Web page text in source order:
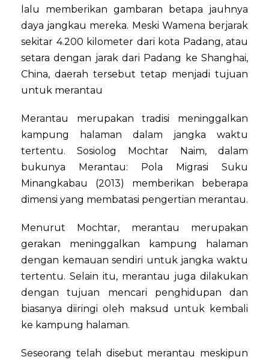
lalu memberikan gambaran betapa jauhnya
daya jangkau mereka. Meski Wamena berjarak
sekitar 4.200 kilometer dari kota Padang, atau
setara dengan jarak dari Padang ke Shanghai,
China, daerah tersebut tetap menjadi tujuan
untuk merantau
Merantau merupakan tradisi meninggalkan
kampung halaman dalam jangka waktu
tertentu. Sosiolog Mochtar Naim, dalam
bukunya Merantau: Pola Migrasi Suku
Minangkabau (2013) memberikan beberapa
dimensi yang membatasi pengertian merantau.
Menurut Mochtar, merantau merupakan
gerakan meninggalkan kampung halaman
dengan kemauan sendiri untuk jangka waktu
tertentu. Selain itu, merantau juga dilakukan
dengan tujuan mencari penghidupan dan
biasanya diiringi oleh maksud untuk kembali
ke kampung halaman.
Seseorang telah disebut merantau meskipun